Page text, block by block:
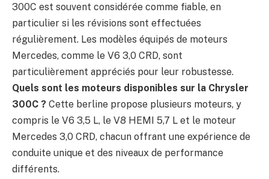
300C est souvent considérée comme fiable, en
particulier si les révisions sont effectuées
régulièrement. Les modèles équipés de moteurs
Mercedes, comme le V6 3,0 CRD, sont
particulièrement appréciés pour leur robustesse.
Quels sont les moteurs disponibles sur la Chrysler
300C ? Cette berline propose plusieurs moteurs, y
compris le V6 3,5 L, le V8 HEMI 5,7 L et le moteur
Mercedes 3,0 CRD, chacun offrant une expérience de
conduite unique et des niveaux de performance
différents.